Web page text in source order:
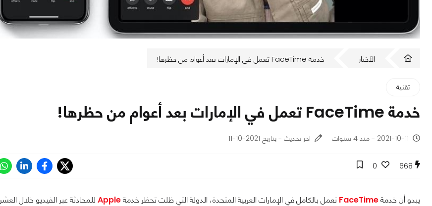
الأخبار خدمة FaceTime تعمل في الإمارات بعد أعوام من حظرها!
تقنية
خدمة FaceTime تعمل في الإمارات بعد أعوام من حظرها!
2021-10-11 - منذ 4 سنوات اخر تحديث - بتاريخ 2021-10-11
668
0
يبدو أن خدمةFaceTime تعمل بالكامل في الإمارات العربية المتحدة، الدولة التي ظلت تحظر خدمةApple للمحادثة عبر الفيديو خلال العشر